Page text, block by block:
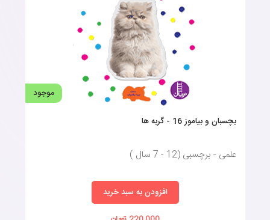
موجود
بچسبان و بیاموز 16 - گربه ها
علمی - برچسبی (12 - 7 سال )
افزودن به سبد خرید